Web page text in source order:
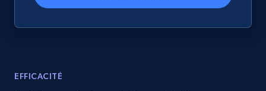
URL, Domain, Country code, Model number,
2.1K+
EFFICACITÉ